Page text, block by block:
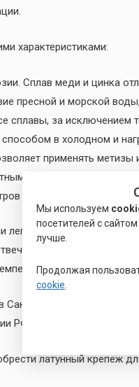
характеристиками:
Сплав меди и цинка
пресной и морской
сплавы, за исключением
в холодном и
применять
излучениям;
при воздействии
легирующих
за повышение
Санкт-Петербурге,
РФ. Гарантия качества
латунный крепеж
Мы используем
посетителей с
лучше.
Продолжая
cookie